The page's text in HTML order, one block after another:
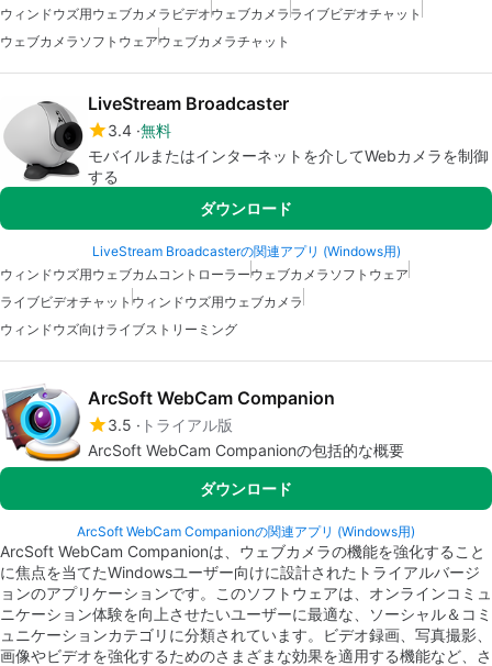
ウィンドウズ用ウェブカメラビデオウェブカメラライブビデオチャット
ウェブカメラソフトウェアウェブカメラチャット
LiveStream Broadcaster
3.4 無料
モバイルまたはインターネットを介してWebカメラを制御
する
ダウンロード
LiveStream Broadcasterの関連アプリ (Windows用)
ウィンドウズ用ウェブカムコントローラーウェブカメラソフトウェア
ライブビデオチャット ウィンドウズ用ウェブカメラ
ウィンドウズ向けライブストリーミング
ArcSoft WebCam Companion
3.5
トライアル版
ArcSoft WebCam Companionの包括的な概要
ダウンロード
ArcSoft WebCam Companionの関連アプリ (Windows用)
ArcSoft WebCam Companionは、ウェブカメラの機能を強化すること
に焦点を当てたWindowsユーザー向けに設計されたトライアルバージ
ョンのアプリケーションです。このソフトウェアは、オンラインコミュ
ニケーション体験を向上させたいユーザーに最適な、ソーシャル＆コミ
ュニケーションカテゴリに分類されています。ビデオ録画、写真撮影、
画像やビデオを強化するためのさまざまな効果を適用する機能など、さ